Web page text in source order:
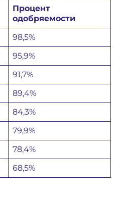
Процент
одобряемости
98,5%
95,9%
91,7%
89,4%
84,3%
79,9%
78,4%
68,5%